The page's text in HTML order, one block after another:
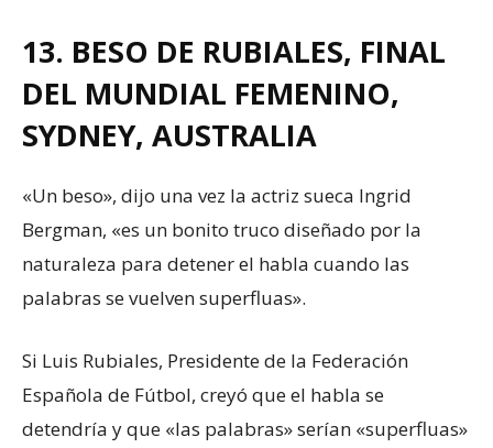
13. BESO DE RUBIALES, FINAL
DEL MUNDIAL FEMENINO,
SYDNEY, AUSTRALIA
«Un beso», dijo una vez la actriz sueca Ingrid
Bergman, «es un bonito truco diseñado por la
naturaleza para detener el habla cuando las
palabras se vuelven superfluas».
Si Luis Rubiales, Presidente de la Federación
Española de Fútbol, creyó que el habla se
detendría y que «las palabras» serían «superfluas»